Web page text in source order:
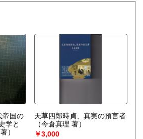
ゲーム類の買取は致しません。
学、自然科学、美術工芸、国語国
サブカルチャー
帝国の
学と
）
天草四郎時貞、真実の預言者
（今倉真理 著）
￥3,000